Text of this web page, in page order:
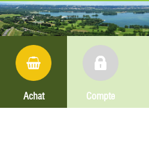
Achat Compte